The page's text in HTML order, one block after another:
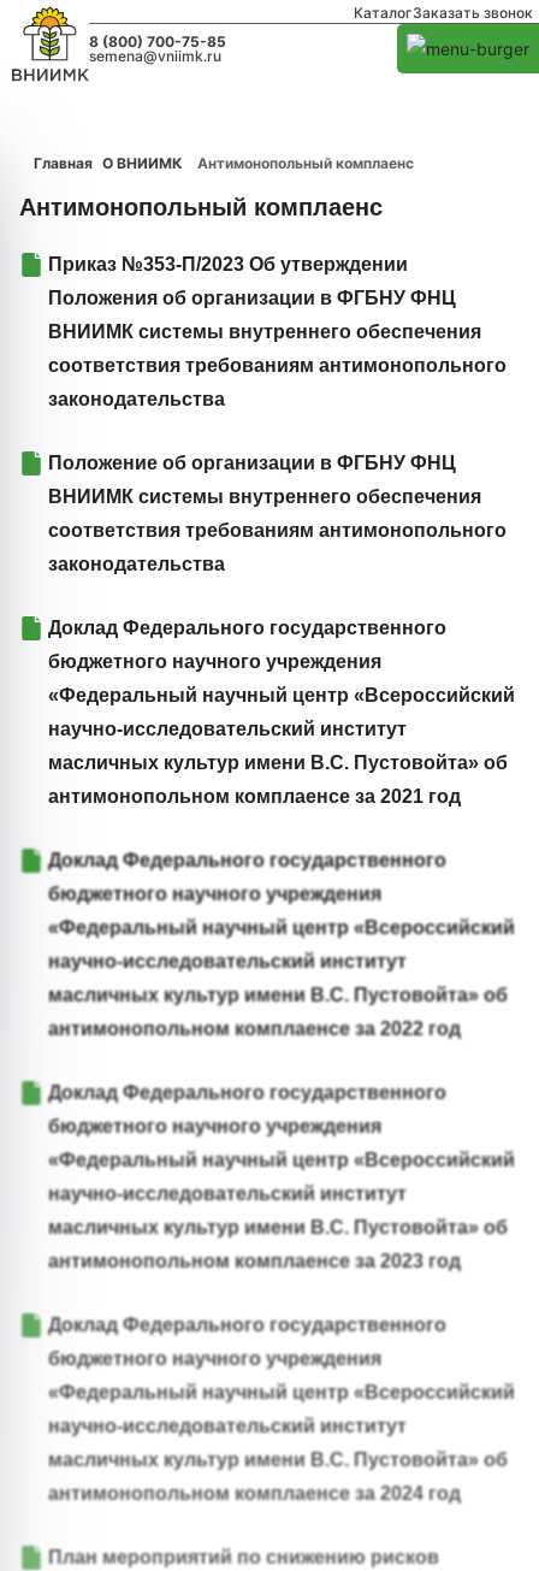
КаталогЗаказать звонок
8 (800) 700-75-85
semena@vniimk.ru
Главная О ВНИИМК Антимонопольный комплаенс
Антимонопольный комплаенс
Приказ №353-П/2023 Об утверждении
Положения об организации в ФГБНУ ФНЦ
ВНИИМК системы внутреннего обеспечения
соответствия требованиям антимонопольного
законодательства
Положение об организации в ФГБНУ ФНЦ
ВНИИМК системы внутреннего обеспечения
соответствия требованиям антимонопольного
законодательства
Доклад Федерального государственного
бюджетного научного учреждения
«Федеральный научный центр «Всероссийский
научно-исследовательский институт
масличных культур имени В.С. Пустовойта» об
антимонопольном комплаенсе за 2021 год
Доклад Федерального государственного
бюджетного научного учреждения
«Федеральный научный центр «Всероссийский
научно-исследовательский институт
масличных культур имени В.С. Пустовойта» об
антимонопольном комплаенсе за 2022 год
Доклад Федерального государственного
бюджетного научного учреждения
«Федеральный научный центр «Всероссийский
научно-исследовательский институт
масличных культур имени В.С. Пустовойта» об
антимонопольном комплаенсе за 2023 год
Доклад Федерального государственного
бюджетного научного учреждения
«Федеральный научный центр «Всероссийский
научно-исследовательский институт
масличных культур имени В.С. Пустовойта» об
антимонопольном комплаенсе за 2024 год
План мероприятий по снижению рисков